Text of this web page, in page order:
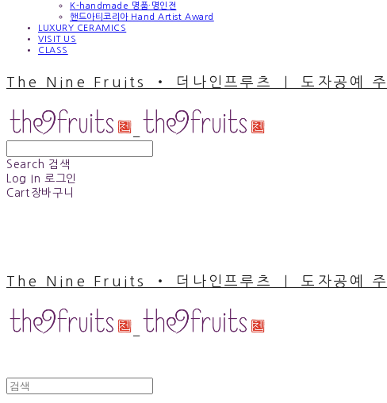
K-handmade 명품·명인전
핸드아티코리아 Hand Artist Award
LUXURY CERAMICS
VISIT US
CLASS
The Nine Fruits ‧ 더나인프루츠 ｜ 도자공예 주
Search 검색
Log In 로그인
Cart 장바구니
The Nine Fruits ‧ 더나인프루츠 ｜ 도자공예 주